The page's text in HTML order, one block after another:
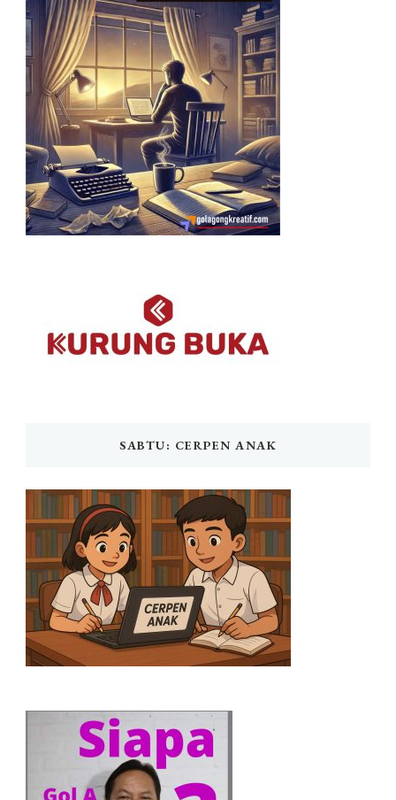
SABTU: CERPEN ANAK